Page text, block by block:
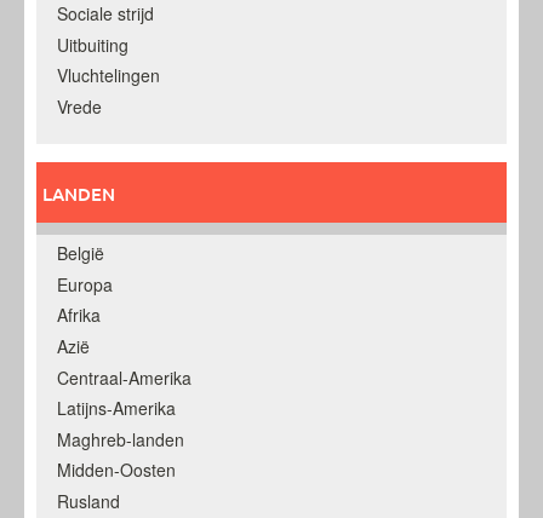
Sociale strijd
Uitbuiting
Vluchtelingen
Vrede
LANDEN
België
Europa
Afrika
Azië
Centraal-Amerika
Latijns-Amerika
Maghreb-landen
Midden-Oosten
Rusland